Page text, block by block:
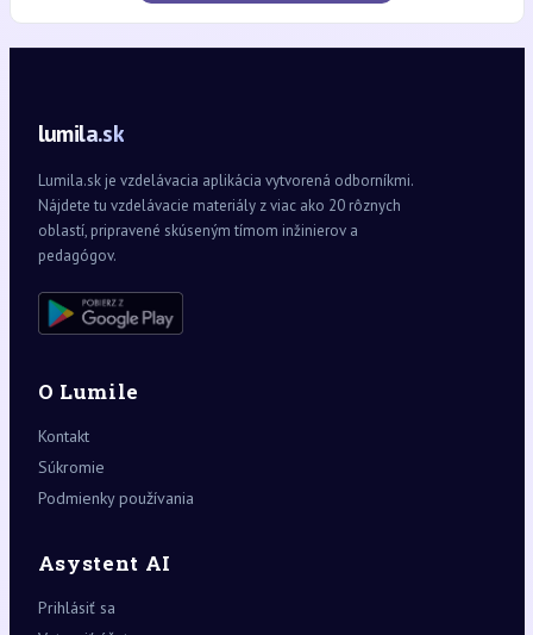
lumila.sk
Lumila.sk je vzdelávacia aplikácia vytvorená odborníkmi.
Nájdete tu vzdelávacie materiály z viac ako 20 rôznych
oblastí, pripravené skúseným tímom inžinierov a
pedagógov.
O Lumile
Kontakt
Súkromie
Podmienky používania
Asystent AI
Prihlásiť sa